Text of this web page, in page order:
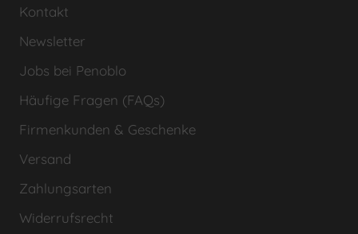
Kontakt
Newsletter
Jobs bei Penoblo
Häufige Fragen (FAQs)
Firmenkunden & Geschenke
Versand
Zahlungsarten
Widerrufsrecht